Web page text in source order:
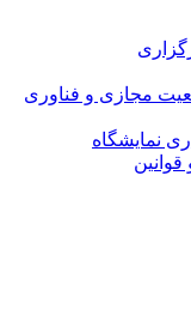
مجازی و فناوری
نمایشگاه